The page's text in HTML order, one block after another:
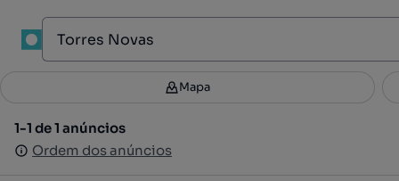
Filtros 2
1-1 de 1 anúncios
Ordem dos anúncios
Mapa
1-1 de 1 anúncios
Ordem dos anúncios